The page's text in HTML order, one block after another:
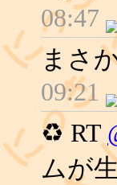
08:47
まさ
09:21
♻ RT
ムが